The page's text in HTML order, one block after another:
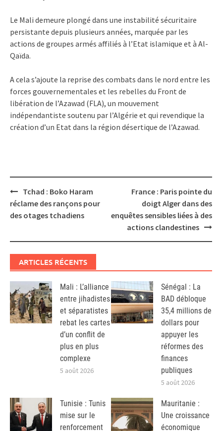
Le Mali demeure plongé dans une instabilité sécuritaire
persistante depuis plusieurs années, marquée par les
actions de groupes armés affiliés à l’Etat islamique et à Al-
Qaïda.
A cela s’ajoute la reprise des combats dans le nord entre les
forces gouvernementales et les rebelles du Front de
libération de l’Azawad (FLA), un mouvement
indépendantiste soutenu par l’Algérie et qui revendique la
création d’un Etat dans la région désertique de l’Azawad.
Post
navigation
Tchad : Boko Haram
réclame des rançons pour
des otages tchadiens
France : Paris pointe du
doigt Alger dans des
enquêtes sensibles liées à des
actions clandestines
ARTICLES RÉCENTS
Mali : L’alliance
entre jihadistes
et séparatistes
rebat les cartes
d’un conflit de
plus en plus
complexe
5 août 2026
Sénégal : La
BAD débloque
35,4 millions de
dollars pour
appuyer les
réformes des
finances
publiques
5 août 2026
Tunisie : Tunis
mise sur le
renforcement
Mauritanie :
Une croissance
économique